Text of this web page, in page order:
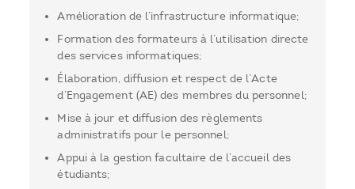
Amélioration de l’infrastructure informatique;
Formation des formateurs à l’utilisation directe
des services informatiques;
Élaboration, diffusion et respect de l’Acte
d’Engagement (AE) des membres du personnel;
Mise à jour et diffusion des règlements
administratifs pour le personnel;
Appui à la gestion facultaire de l’accueil des
étudiants;